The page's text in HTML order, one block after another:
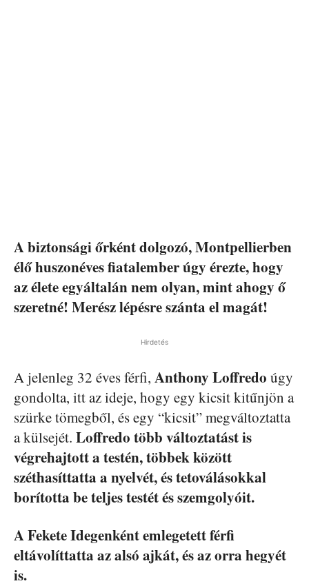
A biztonsági őrként dolgozó, Montpellierben
élő huszonéves fiatalember úgy érezte, hogy
az élete egyáltalán nem olyan, mint ahogy ő
szeretné! Merész lépésre szánta el magát!
Hirdetés
A jelenleg 32 éves férfi, Anthony Loffredo úgy
gondolta, itt az ideje, hogy egy kicsit kitűnjön a
szürke tömegből, és egy “kicsit” megváltoztatta
a külsejét. Loffredo több változtatást is
végrehajtott a testén, többek között
széthasíttatta a nyelvét, és tetoválásokkal
borította be teljes testét és szemgolyóit.
A Fekete Idegenként emlegetett férfi
eltávolíttatta az alsó ajkát, és az orra hegyét
is.